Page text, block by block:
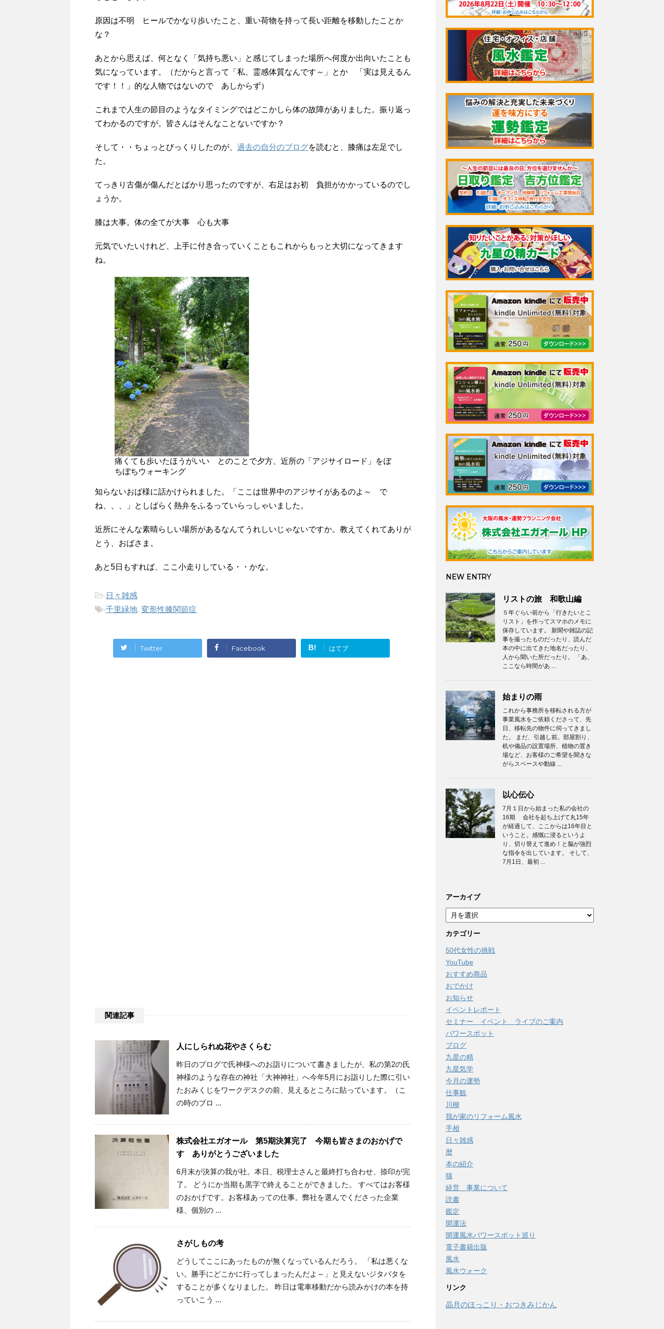
原因は不明 ヒールでかなり歩いたこと、重い荷物を持って長い距離を移動したことか
な？
あとから思えば、何となく「気持ち悪い」と感じてしまった場所へ何度か出向いたことも
気になっています。（だからと言って「私、霊感体質なんです～」とか 「実は見えるん
です！！」的な人物ではないので あしからず）
これまで人生の節目のようなタイミングではどこかしら体の故障がありました。振り返っ
てわかるのですが。皆さんはそんなことないですか？
そして・・ちょっとびっくりしたのが、 過去の自分のブログを読むと、膝痛は左足でし
た。
てっきり古傷が傷んだとばかり思ったのですが、右足はお初 負担がかかっているのでし
ょうか。
膝は大事。体の全てが大事 心も大事
元気でいたいけれど、上手に付き合っていくこともこれからもっと大切になってきます
ね。
痛くても歩いたほうがいい とのことで夕方、近所の「アジサイロード」をぼ
ちぼちウォーキング
知らないおば様に話かけられました。「ここは世界中のアジサイがあるのよ～ で
ね、、、」としばらく熱弁をふるっていらっしゃいました。
近所にそんな素晴らしい場所があるなんてうれしいじゃないですか。教えてくれてありが
とう、おばさま。
あと5日もすれば、ここ小走りしている・・かな。
-日々雑感
-千里緑地, 変形性膝関節症
Twitter Facebook B! はてブ
関連記事
人にしられぬ花やさくらむ
昨日のブログで氏神様へのお詣りについて書きましたが、私の第2の氏
神様のような存在の神社「大神神社」へ今年5月にお詣りした際に引い
たおみくじをワークデスクの前、見えるところに貼っています。（こ
の時のブロ ...
株式会社エガオール 第5期決算完了 今期も皆さまのおかげで
す ありがとうございました
6月末が決算の我が社。本日、税理士さんと最終打ち合わせ、捺印が完
了。 どうにか当期も黒字で終えることができました。 すべてはお客様
のおかげです。お客様あっての仕事。弊社を選んでくださった企業
様、個別の ...
さがしもの考
どうしてここにあったものが無くなっているんだろう。 「私は悪くな
い。勝手にどこかに行ってしまったんだよ～」と見えないジタバタを
することが多くなりました。 昨日は電車移動だから読みかけの本を持
っていこう ...
NEW ENTRY
リストの旅 和歌山編
５年ぐらい前から「行きたいとこ
リスト」を作ってスマホのメモに
保存しています。 新聞や雑誌の記
事を撮ったものだったり、読んだ
本の中に出てきた地名だったり、
人から聞いた所だったり。 「あ、
ここなら時間があ ...
始まりの雨
これから事務所を移転される方が
事業風水をご依頼くださって、先
日、移転先の物件に伺ってきまし
た。 まだ、引越し前。部屋割り、
机や備品の設置場所、植物の置き
場など、お客様のご希望を聞きな
がらスペースや動線 ...
以心伝心
7月１日から始まった私の会社の
16期 会社を起ち上げて丸15年
が経過して、ここからは16年目と
いうこと。感慨に浸るというよ
り、切り替えて進め！と脳が強烈
な指令を出しています。 そして、
7月1日、最初 ...
アーカイブ
ー
カ
イ
ブ
カテゴリー
50代女性の挑戦
YouTube
おすすめ商品
おでかけ
お知らせ
イベントレポート
セミナー イベント ライブのご案内
パワースポット
ブログ
九星の精
九星気学
今月の運勢
仕事観
川柳
我が家のリフォーム風水
手相
日々雑感
暦
本の紹介
猫
経営 事業について
読書
鑑定
開運法
開運風水パワースポット巡り
電子書籍出版
風水
風水ウォーク
リンク
晶月のほっこり・おつきみじかん